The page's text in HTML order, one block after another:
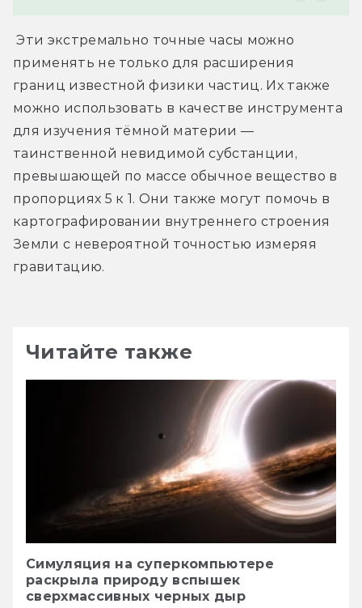
Эти экстремально точные часы можно
применять не только для расширения
границ известной физики частиц. Их также
можно использовать в качестве инструмента
для изучения тёмной материи —
таинственной невидимой субстанции,
превышающей по массе обычное вещество в
пропорциях 5 к 1. Они также могут помочь в
картографировании внутреннего строения
Земли с невероятной точностью измеряя
гравитацию.
Читайте также
Симуляция на суперкомпьютере
раскрыла природу вспышек
сверхмассивных черных дыр